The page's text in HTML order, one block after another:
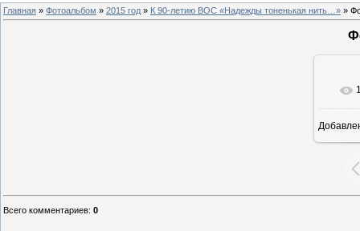
Главная » Фотоальбом » 2015 год » К 90-летию ВОС «Надежды тоненькая нить…» »
Всего комментариев: 0